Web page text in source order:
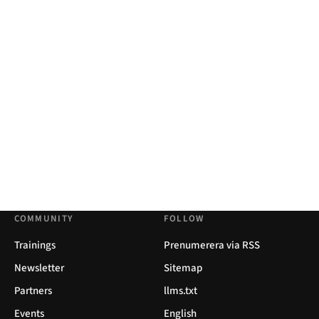
COMMUNITY
Trainings
Newsletter
Partners
Events
FOLLOW
Prenumerera via RSS
Sitemap
llms.txt
English